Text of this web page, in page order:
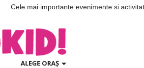
Cele mai importante evenimente si
ALEGE ORAȘ